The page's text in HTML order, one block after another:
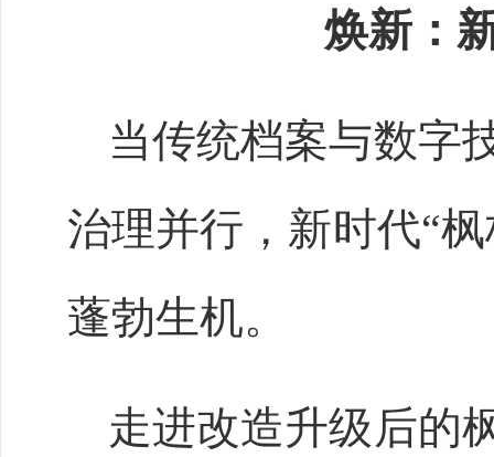
焕新：
当传统档案与数字
治理并行，新时代“
蓬勃生机。
走进改造升级后的